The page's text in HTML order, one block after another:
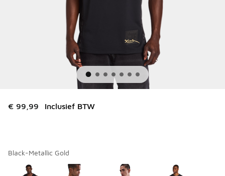
€ 99,99 Inclusief BTW
Black-Metallic Gold
Pagina 1 van 1 met 1 tot 7 van 7 kleuren.
Kies een model *